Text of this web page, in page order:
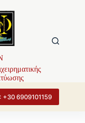
+30 6909101159